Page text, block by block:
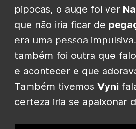
pipocas, o auge foi ver
que não iria ficar de
era uma pessoa impulsiva.
também foi outra que
e acontecer e que
Também tivemos Vyni
certeza iria se apaixonar